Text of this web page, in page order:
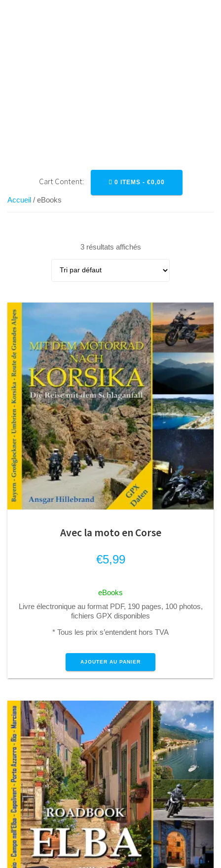
Cart Content: 0 ITEMS - €0,00
Accueil / eBooks
3 résultats affichés
Avec la moto en Corse
€5,99
eBooks
Livre électronique au format PDF, 190 pages, 100 photos,
fichiers GPX disponibles
* Tous les prix s’entendent hors TVA
AJOUTER AU PANIER